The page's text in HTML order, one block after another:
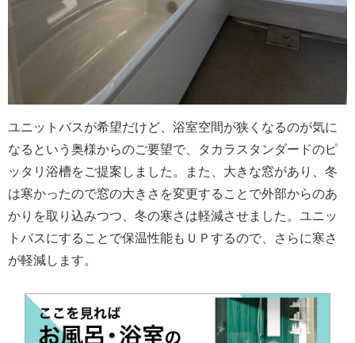
ユニットバスが希望だけど、浴室空間が狭くなるのが気に
なるという奥様からのご要望で、タカラスタンダードのピ
ッタリ浴槽をご提案しました。また、大きな窓があり、冬
は寒かったので窓の大きさを変更することで外部からのあ
かりを取り込みつつ、冬の寒さは軽減させました。ユニッ
トバスにすることで保温性能もＵＰするので、さらに寒さ
が軽減します。